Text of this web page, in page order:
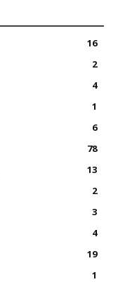
16
2
4
1
6
78
13
2
3
4
19
1